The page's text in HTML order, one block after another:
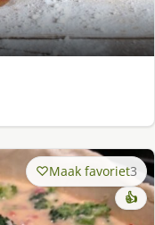
Maak favoriet3
👍